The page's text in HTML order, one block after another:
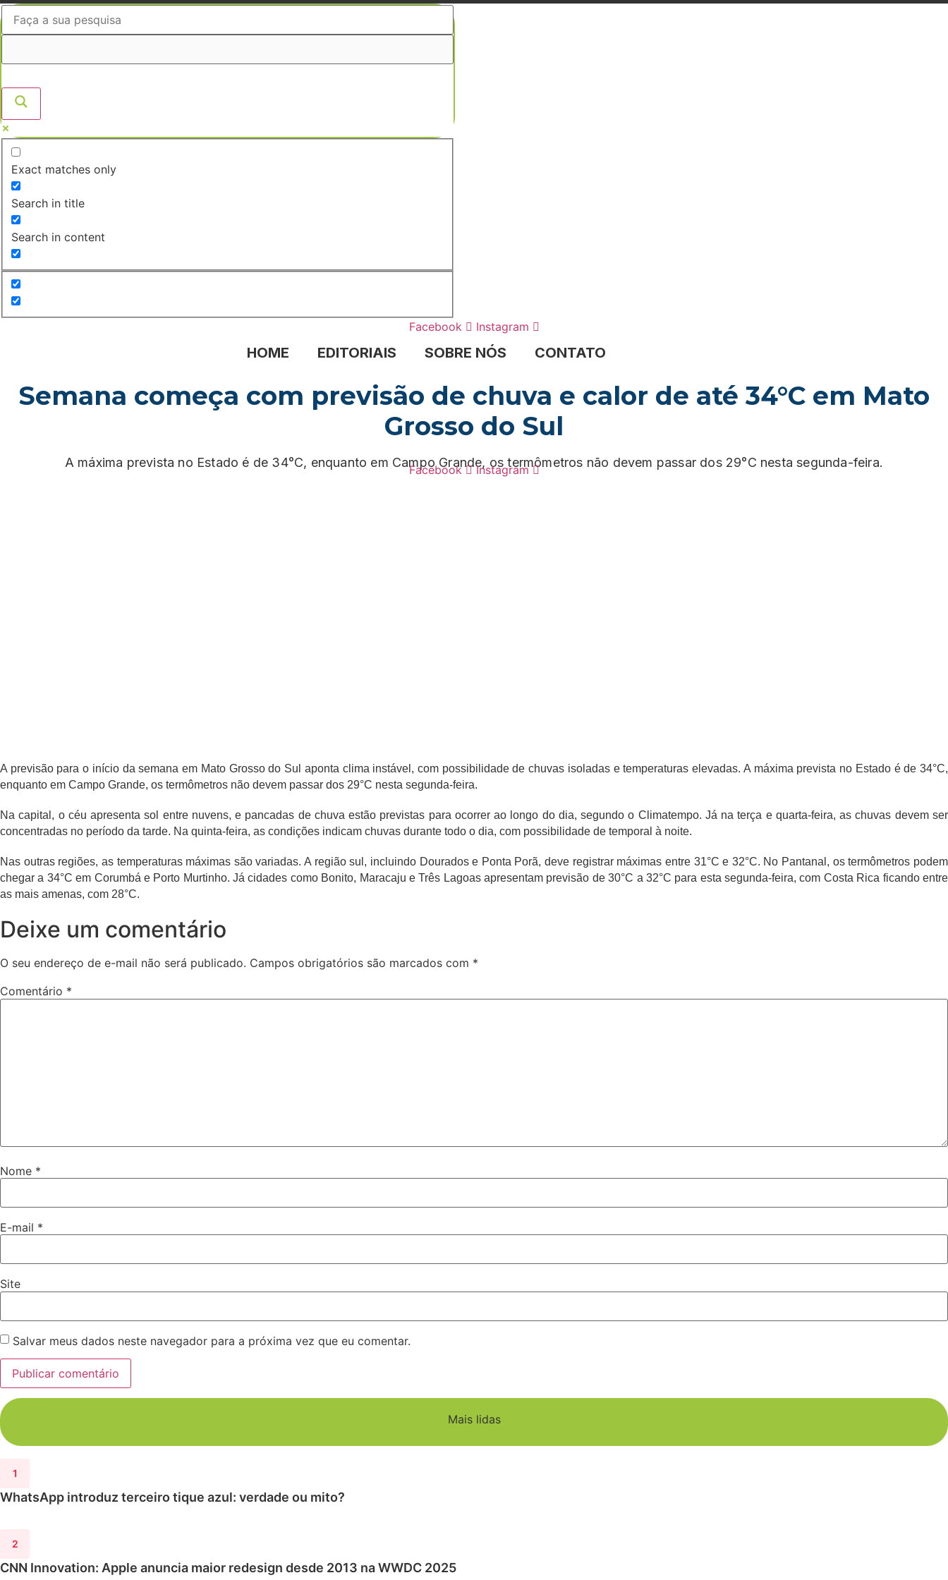
Ir
para
conteúdo
Exact matches only
Search in title
Search in content
Facebook Instagram
HOME EDITORIAIS SOBRE NÓS CONTATO
Semana começa com previsão de chuva e calor de até 34°C em Mato
Grosso do Sul
A máxima prevista no Estado é de 34°C, enquanto em Campo Grande, os termômetros não devem passar dos 29°C nesta segunda-feira.
Facebook Instagram
A previsão para o início da semana em Mato Grosso do Sul aponta clima instável, com possibilidade de chuvas isoladas e temperaturas elevadas. A máxima prevista no Estado é de 34°C,
enquanto em Campo Grande, os termômetros não devem passar dos 29°C nesta segunda-feira.
Na capital, o céu apresenta sol entre nuvens, e pancadas de chuva estão previstas para ocorrer ao longo do dia, segundo o Climatempo. Já na terça e quarta-feira, as chuvas devem ser
concentradas no período da tarde. Na quinta-feira, as condições indicam chuvas durante todo o dia, com possibilidade de temporal à noite.
Nas outras regiões, as temperaturas máximas são variadas. A região sul, incluindo Dourados e Ponta Porã, deve registrar máximas entre 31°C e 32°C. No Pantanal, os termômetros podem
chegar a 34°C em Corumbá e Porto Murtinho. Já cidades como Bonito, Maracaju e Três Lagoas apresentam previsão de 30°C a 32°C para esta segunda-feira, com Costa Rica ficando entre
as mais amenas, com 28°C.
Deixe um comentário
O seu endereço de e-mail não será publicado. Campos obrigatórios são marcados com *
Comentário *
Nome *
E-mail *
Site
Salvar meus dados neste navegador para a próxima vez que eu comentar.
Mais lidas
WhatsApp introduz terceiro tique azul: verdade ou mito?
CNN Innovation: Apple anuncia maior redesign desde 2013 na WWDC 2025